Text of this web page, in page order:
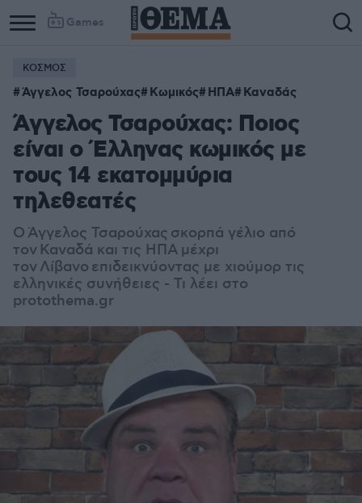
Games
ΚΟΣΜΟΣ
Άγγελος Τσαρούχας Κωμικός ΗΠΑ Καναδάς
Άγγελος Τσαρούχας: Ποιος
είναι ο Έλληνας κωμικός με
τους 14 εκατομμύρια
τηλεθεατές
Ο Άγγελος Τσαρούχας σκορπά γέλιο από
τον Καναδά και τις ΗΠΑ μέχρι
τον Λίβανο επιδεικνύοντας με χιούμορ τις
ελληνικές συνήθειες - Τι λέει στο
protothema.gr